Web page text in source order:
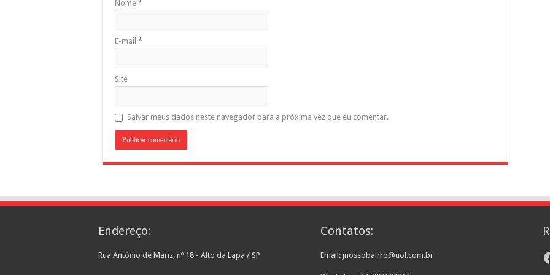
Nome *
E-mail *
Site
Salvar meus dados neste navegador para a próxima vez que eu comentar.
Endereço:
Rua Antônio de Mariz, nº 18 - Alto da Lapa / SP
Contatos:
Email: jnossobairro@uol.com.br